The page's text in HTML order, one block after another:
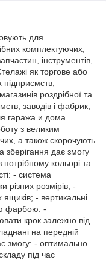
для
комплектуючих,
інструментів,
як торгове або
роздрібної та
заводів і фабрик,
гаража и дома.
з великим
а також скорочують
зберігання дає змогу
кольорі та
- система
різних розмірів; -
- вертикальні
фарбою. -
крок залежно від
на передній
змогу: - оптимально
під час